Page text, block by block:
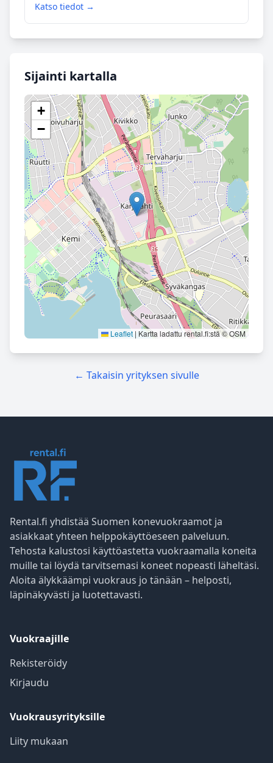
Katso tiedot →
Sijainti kartalla
+
−
Leaflet | Kartta ladattu rental.fi:stä © OSM
← Takaisin yrityksen sivulle
Rental.fi yhdistää Suomen konevuokraamot ja
asiakkaat yhteen helppokäyttöeseen palveluun.
Tehosta kalustosi käyttöastetta vuokraamalla koneita
muille tai löydä tarvitsemasi koneet nopeasti läheltäsi.
Aloita älykkäämpi vuokraus jo tänään – helposti,
läpinäkyvästi ja luotettavasti.
Vuokraajille
Rekisteröidy
Kirjaudu
Vuokrausyrityksille
Liity mukaan